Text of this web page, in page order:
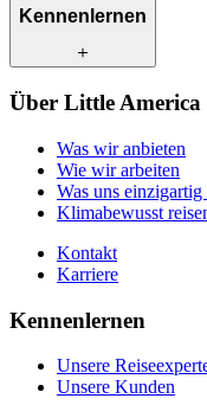
Was wir anbieten
Was uns einzigartig
Kontakt
Karriere
Kennenlernen
Unsere
Über Little America
Was wir anbieten
Wie wir arbeiten
Was uns einzigartig
Klimabewusst
Kontakt
Karriere
Kennenlernen
Unsere
Unsere Kunden